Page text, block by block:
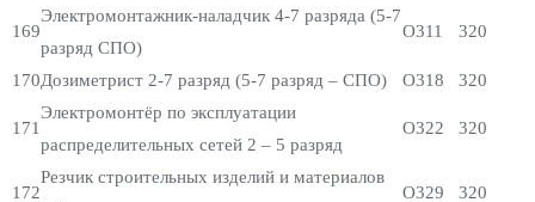
169
Электромонтажник-наладчик 4-7 разряда (5-7
разряд СПО)
О311 320
170Дозиметрист 2-7 разряд (5-7 разряд – СПО) О318 320
171
Электромонтёр по эксплуатации
распределительных сетей 2 – 5 разряд
О322 320
172
Резчик строительных изделий и материалов
О329 320